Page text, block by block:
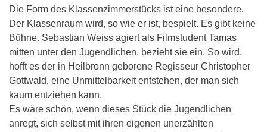
Die Form des Klassenzimmerstücks ist eine besondere.
Der Klassenraum wird, so wie er ist, bespielt. Es gibt keine
Bühne. Sebastian Weiss agiert als Filmstudent Tamas
mitten unter den Jugendlichen, bezieht sie ein. So wird,
hofft es der in Heilbronn geborene Regisseur Christopher
Gottwald, eine Unmittelbarkeit entstehen, der man sich
kaum entziehen kann.
Es wäre schön, wenn dieses Stück die Jugendlichen
anregt, sich selbst mit ihren eigenen unerzählten